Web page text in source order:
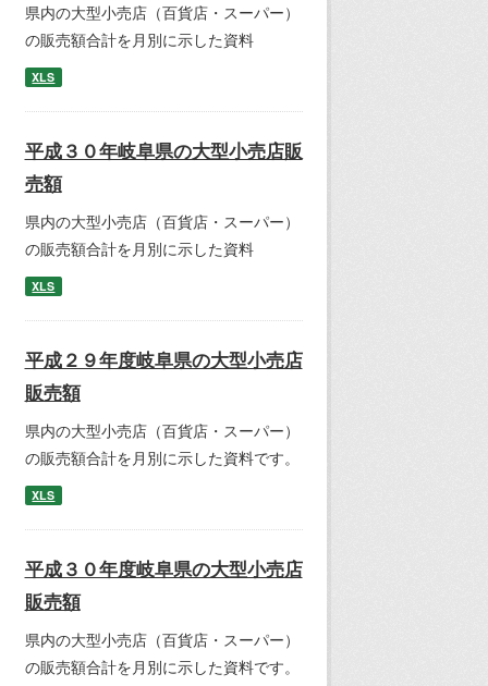
県内の大型小売店（百貨店・スーパー）
の販売額合計を月別に示した資料
XLS
平成３０年岐阜県の大型小売店販
売額
県内の大型小売店（百貨店・スーパー）
の販売額合計を月別に示した資料
XLS
平成２９年度岐阜県の大型小売店
販売額
県内の大型小売店（百貨店・スーパー）
の販売額合計を月別に示した資料です。
XLS
平成３０年度岐阜県の大型小売店
販売額
県内の大型小売店（百貨店・スーパー）
の販売額合計を月別に示した資料です。